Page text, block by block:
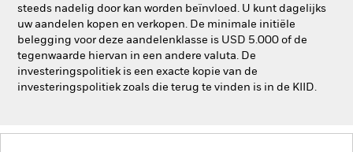
steeds nadelig door kan worden beïnvloed. U kunt dagelijks
uw aandelen kopen en verkopen. De minimale initiële
belegging voor deze aandelenklasse is USD 5.000 of de
tegenwaarde hiervan in een andere valuta. De
investeringspolitiek is een exacte kopie van de
investeringspolitiek zoals die terug te vinden is in de KIID.